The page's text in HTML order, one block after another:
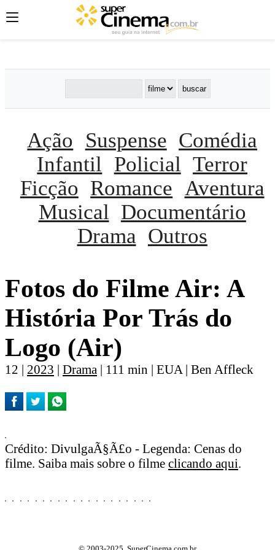
';';
Ação Suspense Comédia
Infantil
Policial Terror
Ficção Romance Aventura
Musical
Documentário
Drama Outros
Fotos do Filme Air: A
História Por Trás do
Logo (Air)
12 | 2023 | Drama | 111 min | EUA | Ben Affleck
Crédito: DivulgaÃ§Ã£o - Legenda: Cenas do
filme. Saiba mais sobre o filme clicando aqui.